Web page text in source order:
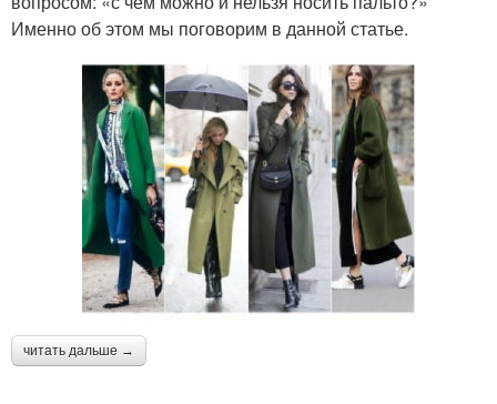
Именно об этом мы поговорим в данной статье.
читать дальше →